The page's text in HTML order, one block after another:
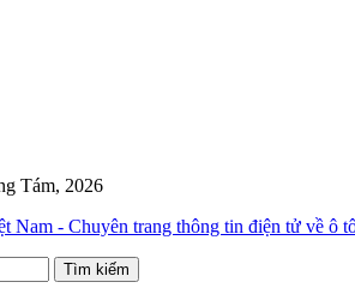
Tám, 2026
Nam - Chuyên trang thông tin điện tử về ô